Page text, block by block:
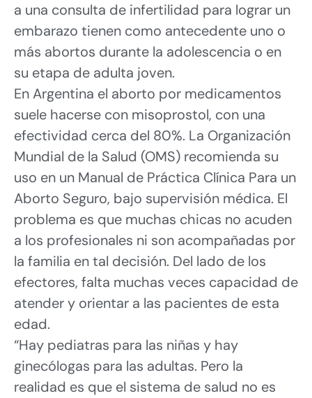
a una consulta de infertilidad para lograr un
embarazo tienen como antecedente uno o
más abortos durante la adolescencia o en
su etapa de adulta joven.
En Argentina el aborto por medicamentos
suele hacerse con misoprostol, con una
efectividad cerca del 80%. La Organización
Mundial de la Salud (OMS) recomienda su
uso en un Manual de Práctica Clínica Para un
Aborto Seguro, bajo supervisión médica. El
problema es que muchas chicas no acuden
a los profesionales ni son acompañadas por
la familia en tal decisión. Del lado de los
efectores, falta muchas veces capacidad de
atender y orientar a las pacientes de esta
edad.
“Hay pediatras para las niñas y hay
ginecólogas para las adultas. Pero la
realidad es que el sistema de salud no es